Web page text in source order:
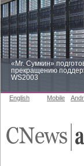
«Mr. Сумкин»
прекращению
WS2003
English Mobile